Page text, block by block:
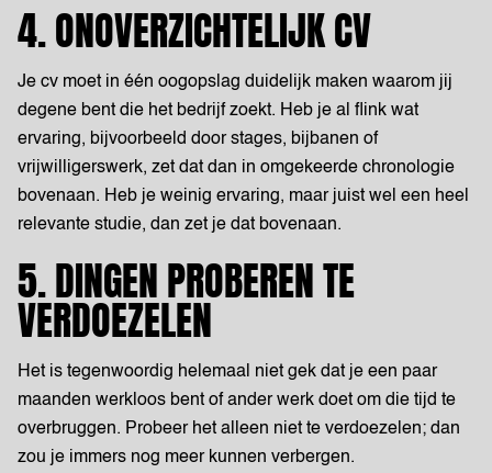
4. ONOVERZICHTELIJK CV
Je cv moet in één oogopslag duidelijk maken waarom jij
degene bent die het bedrijf zoekt. Heb je al flink wat
ervaring, bijvoorbeeld door stages, bijbanen of
vrijwilligerswerk, zet dat dan in omgekeerde chronologie
bovenaan. Heb je weinig ervaring, maar juist wel een heel
relevante studie, dan zet je dat bovenaan.
5. DINGEN PROBEREN TE
VERDOEZELEN
Het is tegenwoordig helemaal niet gek dat je een paar
maanden werkloos bent of ander werk doet om die tijd te
overbruggen. Probeer het alleen niet te verdoezelen; dan
zou je immers nog meer kunnen verbergen.